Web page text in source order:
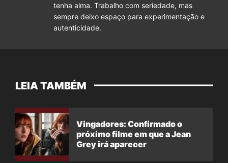
tenha alma. Trabalho com seriedade, mas
sempre deixo espaço para experimentação e
autenticidade.
LEIA TAMBÉM
Vingadores: Confirmado o
próximo filme em que a Jean
Grey irá aparecer